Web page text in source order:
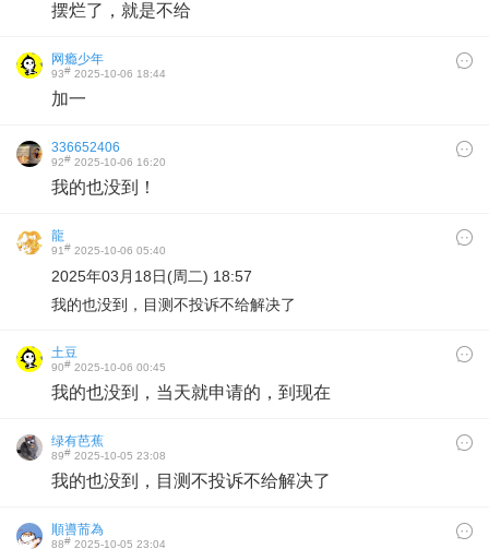
摆烂了，就是不给
网瘾少年
93# 2025-10-06 18:44
加一
336652406
92# 2025-10-06 16:20
我的也没到！
龍
91# 2025-10-06 05:40
2025年03月18日(周二) 18:57
我的也没到，目测不投诉不给解决了
土豆
90# 2025-10-06 00:45
我的也没到，当天就申请的，到现在
绿有芭蕉
89# 2025-10-05 23:08
我的也没到，目测不投诉不给解决了
順噵荋為
88# 2025-10-05 23:04